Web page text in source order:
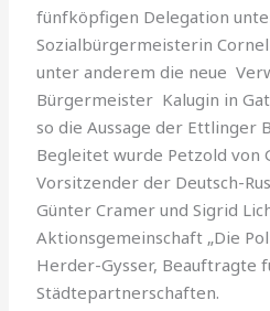
fünfköpfigen Delegation
Sozialbürgermeisterin
unter anderem die neue
Bürgermeister Kalugin in
so die Aussage der Ettlinger
Begleitet wurde Petzold von
Vorsitzender der Deutsch-
Günter Cramer und Sigrid
Aktionsgemeinschaft „Die
Herder-Gysser, Beauftragte
Städtepartnerschaften.